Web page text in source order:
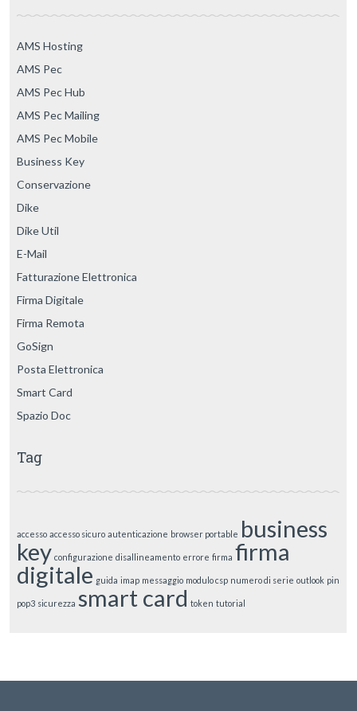
AMS Hosting
AMS Pec
AMS Pec Hub
AMS Pec Mailing
AMS Pec Mobile
Business Key
Conservazione
Dike
Dike Util
E-Mail
Fatturazione Elettronica
Firma Digitale
Firma Remota
GoSign
Posta Elettronica
Smart Card
Spazio Doc
Tag
accesso accesso sicuro autenticazione browser portable business
key configurazione disallineamento errore firma firma
digitale guida imap messaggio modulo csp numero di serie outlook pin
pop3 sicurezza smart card token tutorial